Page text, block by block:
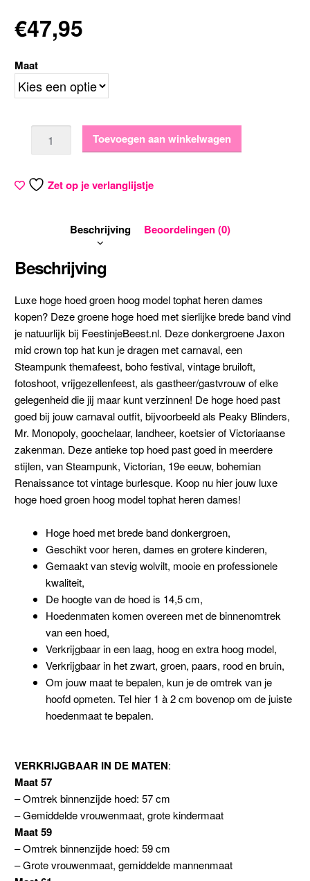
€47,95
Maat
Toevoegen aan winkelwagen
Zet op je verlanglijstje
Beschrijving Beoordelingen (0)
Beschrijving
Luxe hoge hoed groen hoog model tophat heren dames
kopen? Deze groene hoge hoed met sierlijke brede band vind
je natuurlijk bij FeestinjeBeest.nl. Deze donkergroene Jaxon
mid crown top hat kun je dragen met carnaval, een
Steampunk themafeest, boho festival, vintage bruiloft,
fotoshoot, vrijgezellenfeest, als gastheer/gastvrouw of elke
gelegenheid die jij maar kunt verzinnen! De hoge hoed past
goed bij jouw carnaval outfit, bijvoorbeeld als Peaky Blinders,
Mr. Monopoly, goochelaar, landheer, koetsier of Victoriaanse
zakenman. Deze antieke top hoed past goed in meerdere
stijlen, van Steampunk, Victorian, 19e eeuw, bohemian
Renaissance tot vintage burlesque. Koop nu hier jouw luxe
hoge hoed groen hoog model tophat heren dames!
Hoge hoed met brede band donkergroen,
Geschikt voor heren, dames en grotere kinderen,
Gemaakt van stevig wolvilt, mooie en professionele
kwaliteit,
De hoogte van de hoed is 14,5 cm,
Hoedenmaten komen overeen met de binnenomtrek
van een hoed,
Verkrijgbaar in een laag, hoog en extra hoog model,
Verkrijgbaar in het zwart, groen, paars, rood en bruin,
Om jouw maat te bepalen, kun je de omtrek van je
hoofd opmeten. Tel hier 1 à 2 cm bovenop om de juiste
hoedenmaat te bepalen.
VERKRIJGBAAR IN DE MATEN:
Maat 57
– Omtrek binnenzijde hoed: 57 cm
– Gemiddelde vrouwenmaat, grote kindermaat
Maat 59
– Omtrek binnenzijde hoed: 59 cm
– Grote vrouwenmaat, gemiddelde mannenmaat